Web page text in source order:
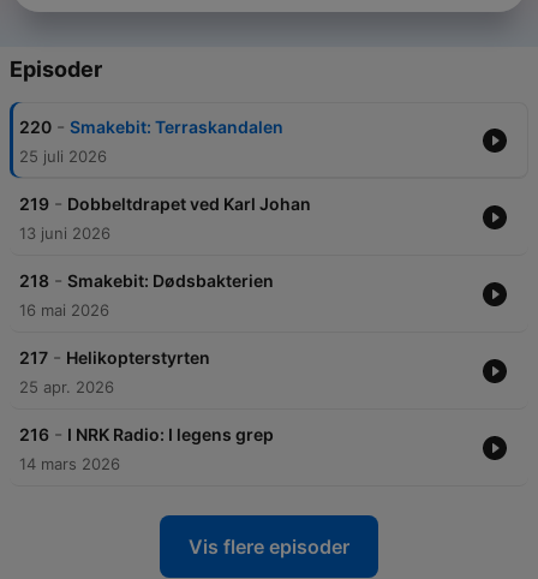
Episoder
220 - Smakebit: Terraskandalen
25 juli 2026
219 - Dobbeltdrapet ved Karl Johan
13 juni 2026
218 - Smakebit: Dødsbakterien
16 mai 2026
217 - Helikopterstyrten
25 apr. 2026
216 - I NRK Radio: I legens grep
14 mars 2026
Vis flere episoder